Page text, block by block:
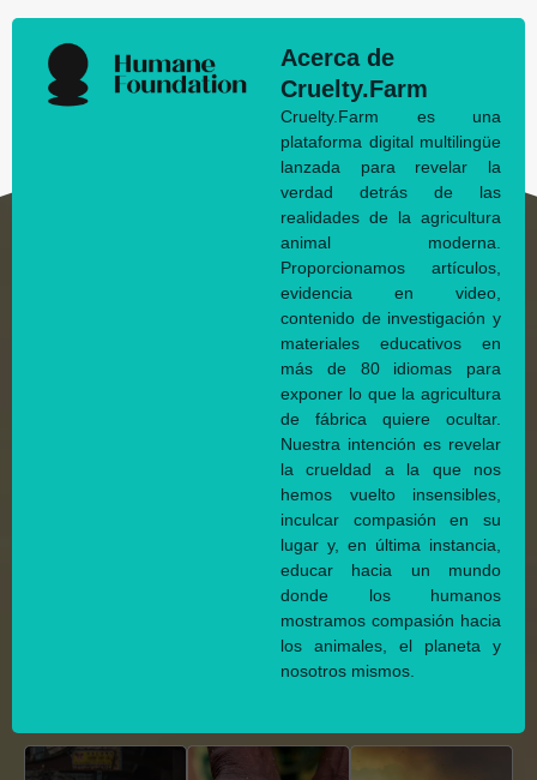
Acerca de
Cruelty.Farm
Cruelty.Farm es una
plataforma digital multilingüe
lanzada para revelar la
verdad detrás de las
realidades de la agricultura
animal moderna.
Proporcionamos artículos,
evidencia en video,
contenido de investigación y
materiales educativos en
más de 80 idiomas para
exponer lo que la agricultura
de fábrica quiere ocultar.
Nuestra intención es revelar
la crueldad a la que nos
hemos vuelto insensibles,
inculcar compasión en su
lugar y, en última instancia,
educar hacia un mundo
donde los humanos
mostramos compasión hacia
los animales, el planeta y
nosotros mismos.